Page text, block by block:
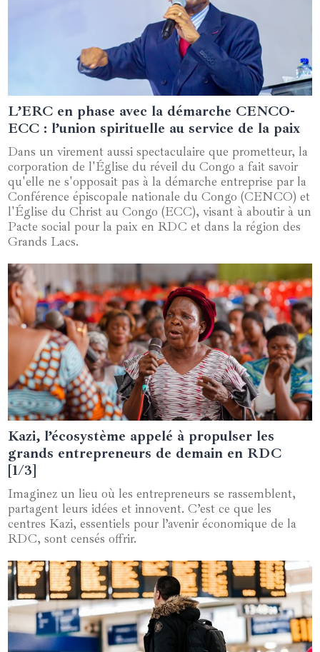
04 mars 2025
L’ERC en phase avec la démarche CENCO-
ECC : l’union spirituelle au service de la paix
Dans un virement aussi spectaculaire que prometteur, la
corporation de l'Église du réveil du Congo a fait savoir
qu'elle ne s'opposait pas à la démarche entreprise par la
Conférence épiscopale nationale du Congo (CENCO) et
l'Église du Christ au Congo (ECC), visant à aboutir à un
Pacte social pour la paix en RDC et dans la région des
Grands Lacs.
19 juin 2024
Kazi, l’écosystème appelé à propulser les
grands entrepreneurs de demain en RDC
[1/3]
Imaginez un lieu où les entrepreneurs se rassemblent,
partagent leurs idées et innovent. C’est ce que les
centres Kazi, essentiels pour l’avenir économique de la
RDC, sont censés offrir.